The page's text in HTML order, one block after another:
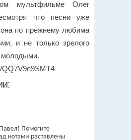
мультфильме Олег
что песни уже
по прежнему любима
и не только зрелого
молодыми.
QQ7V9e9SMT4
Помогите
нотами раставлены